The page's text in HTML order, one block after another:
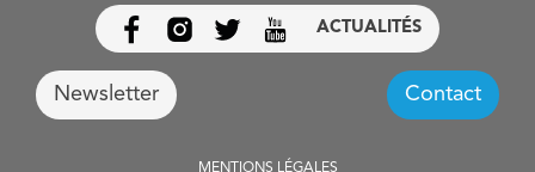
ACTUALITÉS
MENTIONS LÉGALES
Contact
Newsletter